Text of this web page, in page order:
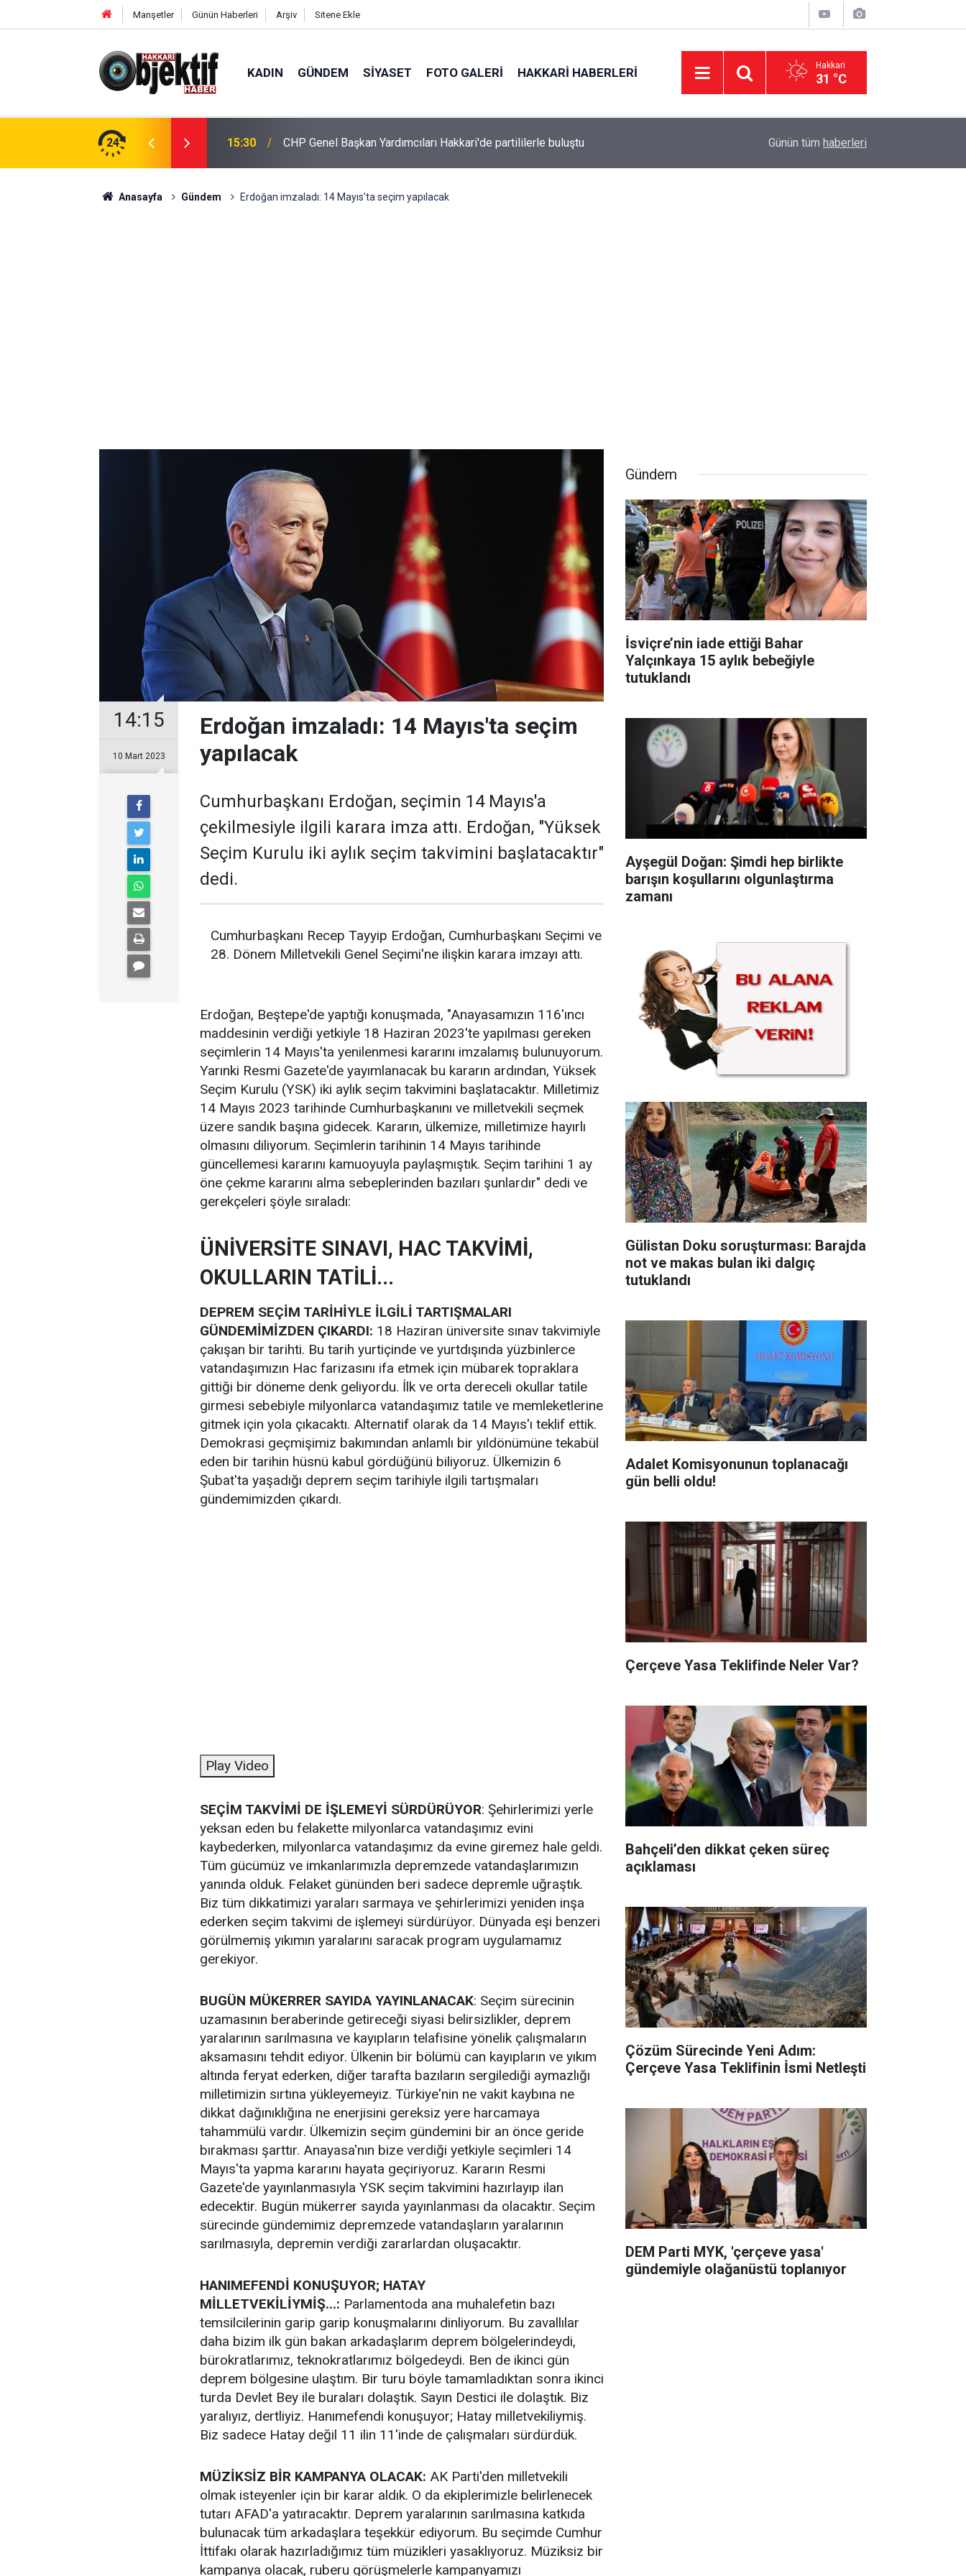
Manşetler Günün Haberleri Arşiv Sitene Ekle
KADIN GÜNDEM SIYASET FOTO GALERI HAKKARI HABERLERI Hakkari
31 °C
24
ilçe ziyaretleri 15:30 CHP Genel Başkan Yardımcıları Hakkari'de partililerle buluştu AK Parti Hakkâri teşkilatı Şemdinli'de
Günün tüm haberleri
Anasayfa Gündem Erdoğan imzaladı: 14 Mayıs'ta seçim yapılacak
14:15
10 Mart 2023
Erdoğan imzaladı: 14 Mayıs'ta seçim
yapılacak
Cumhurbaşkanı Erdoğan, seçimin 14 Mayıs'a
çekilmesiyle ilgili karara imza attı. Erdoğan, "Yüksek
Seçim Kurulu iki aylık seçim takvimini başlatacaktır"
dedi.
Cumhurbaşkanı Recep Tayyip Erdoğan, Cumhurbaşkanı Seçimi ve
28. Dönem Milletvekili Genel Seçimi'ne ilişkin karara imzayı attı.
Erdoğan, Beştepe'de yaptığı konuşmada, "Anayasamızın 116'ıncı
maddesinin verdiği yetkiyle 18 Haziran 2023'te yapılması gereken
seçimlerin 14 Mayıs'ta yenilenmesi kararını imzalamış bulunuyorum.
Yarınki Resmi Gazete'de yayımlanacak bu kararın ardından, Yüksek
Seçim Kurulu (YSK) iki aylık seçim takvimini başlatacaktır. Milletimiz
14 Mayıs 2023 tarihinde Cumhurbaşkanını ve milletvekili seçmek
üzere sandık başına gidecek. Kararın, ülkemize, milletimize hayırlı
olmasını diliyorum. Seçimlerin tarihinin 14 Mayıs tarihinde
güncellemesi kararını kamuoyuyla paylaşmıştık. Seçim tarihini 1 ay
öne çekme kararını alma sebeplerinden bazıları şunlardır" dedi ve
gerekçeleri şöyle sıraladı:
ÜNİVERSİTE SINAVI, HAC TAKVİMİ,
OKULLARIN TATİLİ...
DEPREM SEÇİM TARİHİYLE İLGİLİ TARTIŞMALARI
GÜNDEMİMİZDEN ÇIKARDI: 18 Haziran üniversite sınav takvimiyle
çakışan bir tarihti. Bu tarih yurtiçinde ve yurtdışında yüzbinlerce
vatandaşımızın Hac farizasını ifa etmek için mübarek topraklara
gittiği bir döneme denk geliyordu. İlk ve orta dereceli okullar tatile
girmesi sebebiyle milyonlarca vatandaşımız tatile ve memleketlerine
gitmek için yola çıkacaktı. Alternatif olarak da 14 Mayıs'ı teklif ettik.
Demokrasi geçmişimiz bakımından anlamlı bir yıldönümüne tekabül
eden bir tarihin hüsnü kabul gördüğünü biliyoruz. Ülkemizin 6
Şubat'ta yaşadığı deprem seçim tarihiyle ilgili tartışmaları
gündemimizden çıkardı.
Play Video
SEÇİM TAKVİMİ DE İŞLEMEYİ SÜRDÜRÜYOR: Şehirlerimizi yerle
yeksan eden bu felakette milyonlarca vatandaşımız evini
kaybederken, milyonlarca vatandaşımız da evine giremez hale geldi.
Tüm gücümüz ve imkanlarımızla depremzede vatandaşlarımızın
yanında olduk. Felaket gününden beri sadece depremle uğraştık.
Biz tüm dikkatimizi yaraları sarmaya ve şehirlerimizi yeniden inşa
ederken seçim takvimi de işlemeyi sürdürüyor. Dünyada eşi benzeri
görülmemiş yıkımın yaralarını saracak program uygulamamız
gerekiyor.
BUGÜN MÜKERRER SAYIDA YAYINLANACAK: Seçim sürecinin
uzamasının beraberinde getireceği siyasi belirsizlikler, deprem
yaralarının sarılmasına ve kayıpların telafisine yönelik çalışmaların
aksamasını tehdit ediyor. Ülkenin bir bölümü can kayıpların ve yıkım
altında feryat ederken, diğer tarafta bazıların sergilediği aymazlığı
milletimizin sırtına yükleyemeyiz. Türkiye'nin ne vakit kaybına ne
dikkat dağınıklığına ne enerjisini gereksiz yere harcamaya
tahammülü vardır. Ülkemizin seçim gündemini bir an önce geride
bırakması şarttır. Anayasa'nın bize verdiği yetkiyle seçimleri 14
Mayıs'ta yapma kararını hayata geçiriyoruz. Kararın Resmi
Gazete'de yayınlanmasıyla YSK seçim takvimini hazırlayıp ilan
edecektir. Bugün mükerrer sayıda yayınlanması da olacaktır. Seçim
sürecinde gündemimiz depremzede vatandaşların yaralarının
sarılmasıyla, depremin verdiği zararlardan oluşacaktır.
HANIMEFENDİ KONUŞUYOR; HATAY
MİLLETVEKİLİYMİŞ...: Parlamentoda ana muhalefetin bazı
temsilcilerinin garip garip konuşmalarını dinliyorum. Bu zavallılar
daha bizim ilk gün bakan arkadaşlarım deprem bölgelerindeydi,
bürokratlarımız, teknokratlarımız bölgedeydi. Ben de ikinci gün
deprem bölgesine ulaştım. Bir turu böyle tamamladıktan sonra ikinci
turda Devlet Bey ile buraları dolaştık. Sayın Destici ile dolaştık. Biz
yaralıyız, dertliyiz. Hanımefendi konuşuyor; Hatay milletvekiliymiş.
Biz sadece Hatay değil 11 ilin 11'inde de çalışmaları sürdürdük.
MÜZİKSİZ BİR KAMPANYA OLACAK: AK Parti'den milletvekili
olmak isteyenler için bir karar aldık. O da ekiplerimizle belirlenecek
tutarı AFAD'a yatıracaktır. Deprem yaralarının sarılmasına katkıda
bulunacak tüm arkadaşlara teşekkür ediyorum. Bu seçimde Cumhur
İttifakı olarak hazırladığımız tüm müzikleri yasaklıyoruz. Müziksiz bir
kampanya olacak, ruberu görüşmelerle kampanyamızı
Gündem
İsviçre’nin iade ettiği Bahar
Yalçınkaya 15 aylık bebeğiyle
tutuklandı
Ayşegül Doğan: Şimdi hep birlikte
barışın koşullarını olgunlaştırma
zamanı
Gülistan Doku soruşturması: Barajda
not ve makas bulan iki dalgıç
tutuklandı
Adalet Komisyonunun toplanacağı
gün belli oldu!
Çerçeve Yasa Teklifinde Neler Var?
Bahçeli’den dikkat çeken süreç
açıklaması
Çözüm Sürecinde Yeni Adım:
Çerçeve Yasa Teklifinin İsmi Netleşti
DEM Parti MYK, 'çerçeve yasa'
gündemiyle olağanüstü toplanıyor